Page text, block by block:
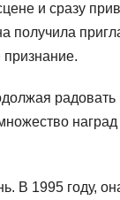
и сразу
получила
радовать
В 1995 году,